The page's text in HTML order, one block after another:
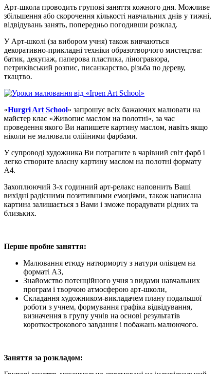
Арт-школа проводить групові заняття кожного дня. Можливе
збільшення або скорочення кількості навчальних днів у тижні,
відвідувань занять, попередньо погодивши розклад.
У Арт-школі (за вибором учня) також вивчаються
декоративно-прикладні техніки образотворчого мистецтва:
батик, декупаж, паперова пластика, ліногравюра,
петриківський розпис, писанкарство, різьба по дереву,
ткацтво.
«Hurgri Art School» запрошує всіх бажаючих малювати на
майстер клас «Живопис маслом на полотні», за час
проведення якого Ви напишете картину маслом, навіть якщо
ніколи не малювали олійними фарбами.
У супроводі художника Ви потрапите в чарівний світ фарб і
легко створите власну картину маслом на полотні формату
А4.
Захоплюючий 3-х годинний арт-релакс наповнить Ваші
вихідні радісними позитивними емоціями, також написана
картина залишається з Вами і зможе порадувати рідних та
близьких.
Перше пробне заняття:
Малювання етюду натюрморту з натури олівцем на
форматі А3,
Знайомство потенційного учня з видами навчальних
програм і творчою атмосферою арт-школи,
Складання художником-викладачем плану подальшої
роботи з учнем, формування графіка відвідування,
визначення в групу учнів на основі результатів
короткострокового завдання і побажань малюючого.
Заняття за розкладом: